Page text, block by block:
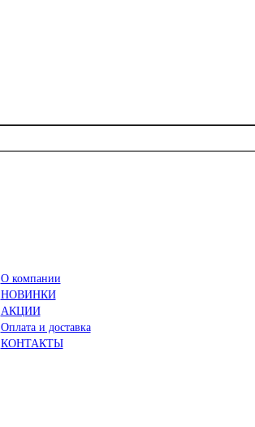
О компании
НОВИНКИ
АКЦИИ
Оплата и доставка
КОНТАКТЫ